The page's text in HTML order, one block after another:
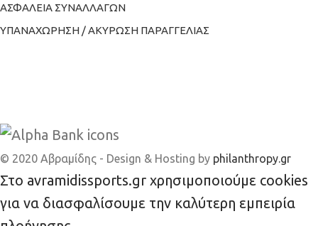
ΑΣΦΑΛΕΙΑ ΣΥΝΑΛΛΑΓΩΝ
ΥΠΑΝΑΧΩΡΗΣΗ / ΑΚΥΡΩΣΗ ΠΑΡΑΓΓΕΛΙΑΣ
© 2020 Αβραμίδης - Design & Hosting by philanthropy.gr
Στο avramidissports.gr χρησιμοποιούμε cookies
για να διασφαλίσουμε την καλύτερη εμπειρία